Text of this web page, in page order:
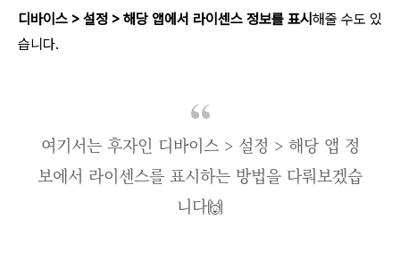
디바이스 > 설정 > 해당 앱에서 라이센스 정보를 표시 해줄 수도 있
습니다.
여기서는 후자인 디바이스 > 설정 > 해당 앱 정
보에서 라이센스를 표시하는 방법을 다뤄보겠습
니다🙌